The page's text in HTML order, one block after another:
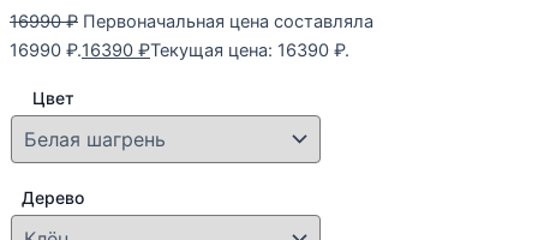
16990₽ Первоначальная цена составляла
16990 ₽.16390 ₽Текущая цена: 16390 ₽.
Цвет
Дерево